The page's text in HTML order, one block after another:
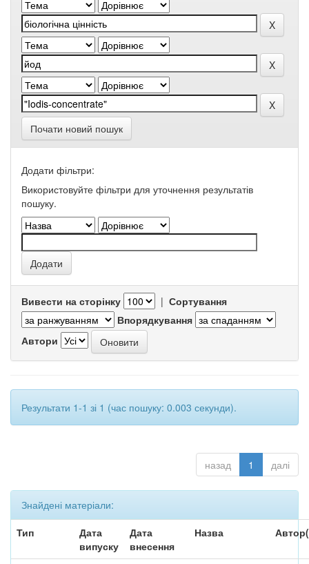
Почати новий пошук
Додати фільтри:
Використовуйте фільтри для уточнення результатів
пошуку.
Вивести на сторінку | Сортування
Впорядкування
Автори
Результати 1-1 зі 1 (час пошуку: 0.003 секунди).
назад 1 далі
Знайдені матеріали:
Тип
Дата
випуску
Дата
внесення
Назва